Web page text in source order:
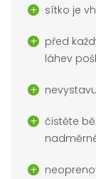
sítko je
před
láhev
čistěte